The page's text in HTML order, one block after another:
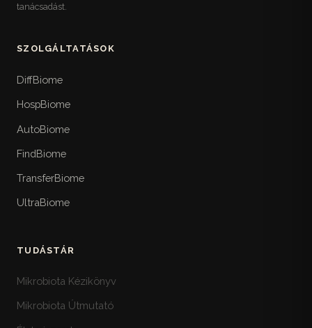
tanácsadást.
SZOLGÁLTATÁSOK
DiffBiome
HospBiome
AutoBiome
FindBiome
TransferBiome
UltraBiome
TUDÁSTÁR
Mikrobiota Kézikönyv
Mikrobiota Útmutató